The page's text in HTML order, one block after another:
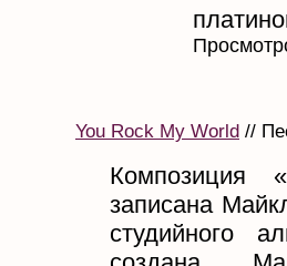
You Rock My World //
записана
студийного